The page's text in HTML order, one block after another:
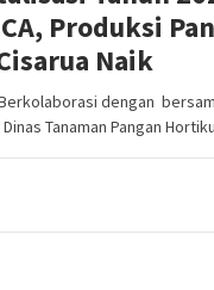
Produksi
Naik
dengan
Dinas Tanaman Pangan